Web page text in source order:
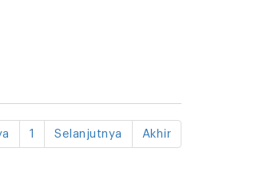
1 Selanjutnya Akhir